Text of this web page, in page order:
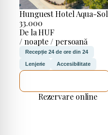
Hunguest Hotel Aqua-Sol
33.000
De la HUF
/ noapte / persoană
Recepție 24 de ore din 24
Lenjerie Accesibilitate
Rezervare online